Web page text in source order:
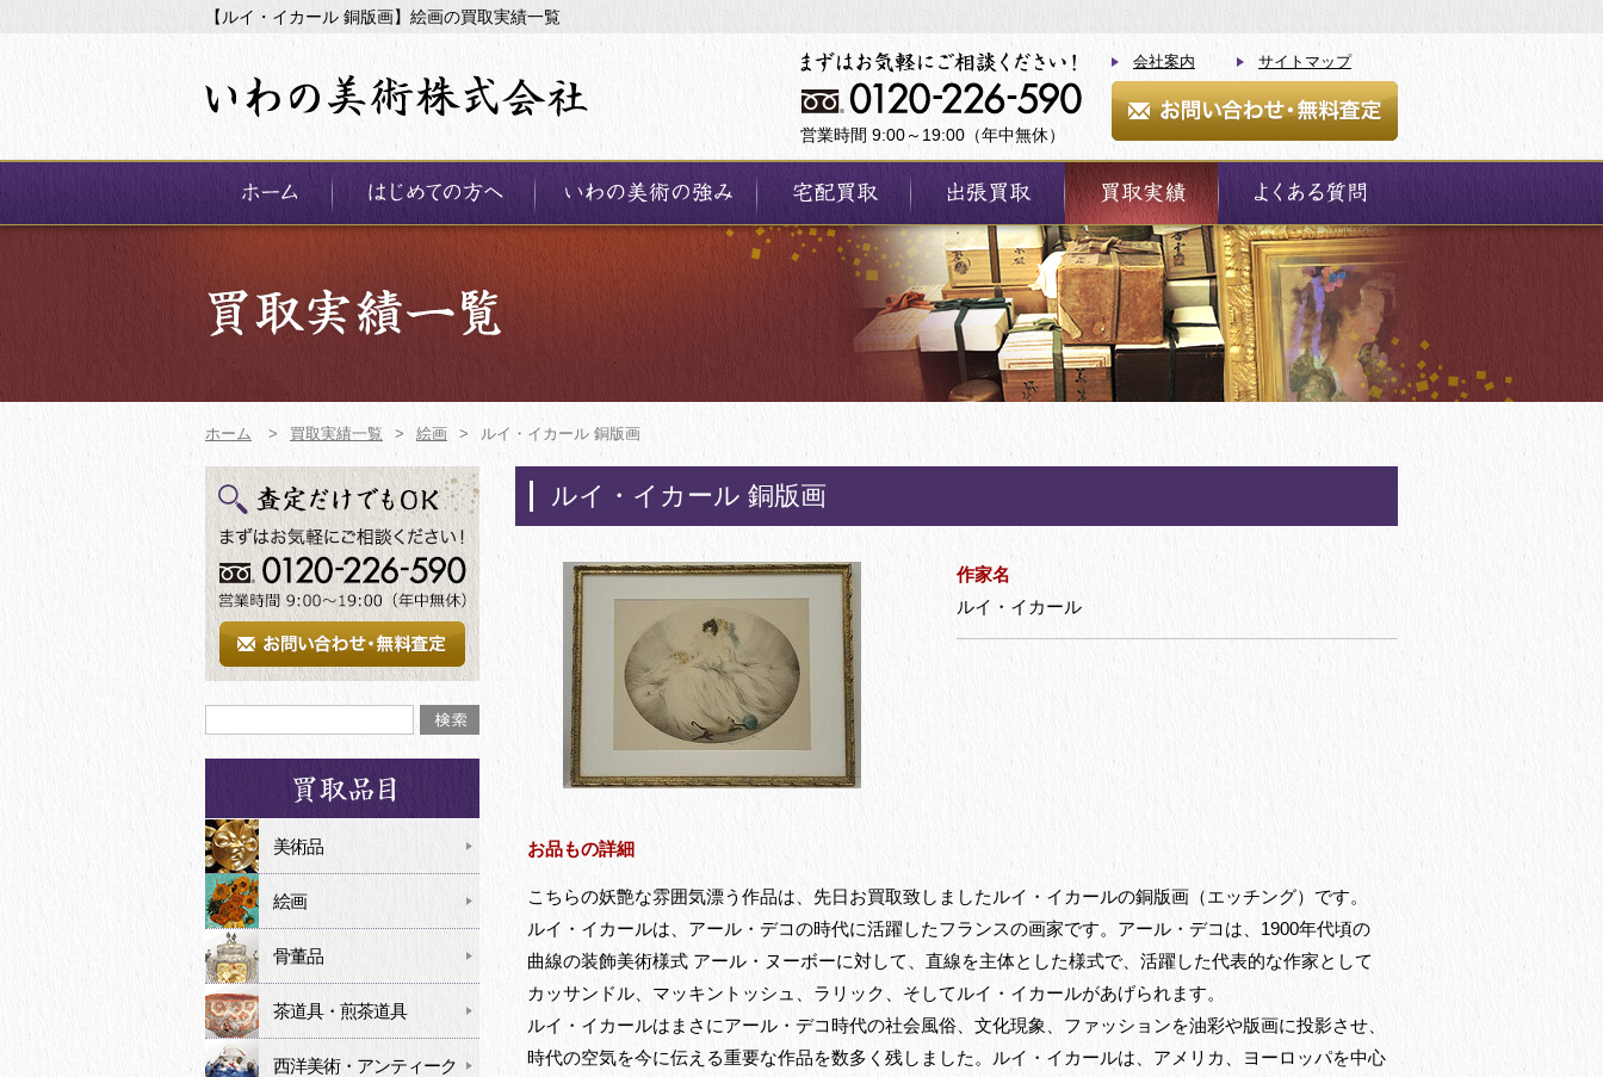
【ルイ・イカール 銅版画】絵画の買取実績一覧
営業時間 9:00～19:00（年中無休）
会社案内 サイトマップ
ホーム > 買取実績一覧 > 絵画 > ルイ・イカール 銅版画
ルイ・イカール 銅版画
作家名
ルイ・イカール
お品もの詳細
こちらの妖艶な雰囲気漂う作品は、先日お買取致しましたルイ・イカールの銅版画（エッチング）です。
ルイ・イカールは、アール・デコの時代に活躍したフランスの画家です。アール・デコは、1900年代頃の
曲線の装飾美術様式 アール・ヌーボーに対して、直線を主体とした様式で、活躍した代表的な作家として
カッサンドル、マッキントッシュ、ラリック、そしてルイ・イカールがあげられます。
ルイ・イカールはまさにアール・デコ時代の社会風俗、文化現象、ファッションを油彩や版画に投影させ、
時代の空気を今に伝える重要な作品を数多く残しました。ルイ・イカールは、アメリカ、ヨーロッパを中心
美術品
絵画
骨董品
茶道具・煎茶道具
西洋美術・アンティーク